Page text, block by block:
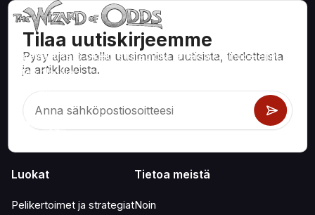
Tilaa uutiskirjeemme
Pysy ajan tasalla uusimmista uutisista, tiedotteista
ja artikkeleista.
Matemaattisesti oikeita strategioita ja tietoa kasinopeleihin,
kuten blackjack, craps, ruletti ja satoihin muihin pelattaviin
peleihin.
Luokat
Pelikertoimet ja strategiat
Tietoa meistä
Noin